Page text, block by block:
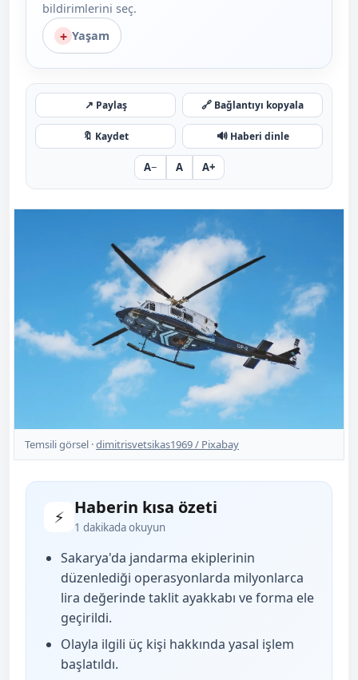
bildirimlerini seç.
+ Yaşam
↗ Paylaş 🔗 Bağlantıyı kopyala
🔖 Kaydet 🔊 Haberi dinle
A− A A+
Temsili görsel ·dimitrisvetsikas1969 / Pixabay
⚡ Haberin kısa özeti
1 dakikada okuyun
Sakarya'da jandarma ekiplerinin
düzenlediği operasyonlarda milyonlarca
lira değerinde taklit ayakkabı ve forma ele
geçirildi.
Olayla ilgili üç kişi hakkında yasal işlem
başlatıldı.